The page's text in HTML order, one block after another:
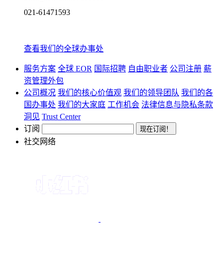
021-61471593
查看我们的全球办事处
服务方案 全球 EOR 国际招聘 自由职业者 公司注册 薪
资管理外包
公司概况 我们的核心价值观 我们的领导团队 我们的各
国办事处 我们的大家庭 工作机会 法律信息与隐私条款
洞见 Trust Center
订阅
社交网络